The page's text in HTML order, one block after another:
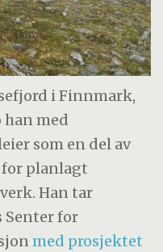
i Finnmark,
han med
som en del av
planlagt
Han tar
Senter for
med prosjektet